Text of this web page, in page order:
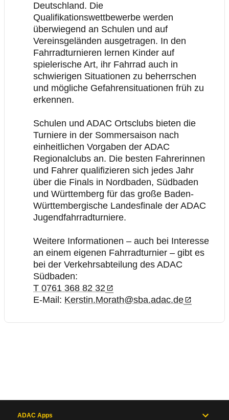
Deutschland. Die
Qualifikationswettbewerbe werden
überwiegend an Schulen und auf
Vereinsgeländen ausgetragen. In den
Fahrradturnieren lernen Kinder auf
spielerische Art, ihr Fahrrad auch in
schwierigen Situationen zu beherrschen
und mögliche Gefahrensituationen früh zu
erkennen.
Schulen und ADAC Ortsclubs bieten die
Turniere in der Sommersaison nach
einheitlichen Vorgaben der ADAC
Regionalclubs an. Die besten Fahrerinnen
und Fahrer qualifizieren sich jedes Jahr
über die Finals in Nordbaden, Südbaden
und Württemberg für das große Baden-
Württembergische Landesfinale der ADAC
Jugendfahrradturniere.
Weitere Informationen – auch bei Interesse
an einem eigenen Fahrradturnier – gibt es
bei der Verkehrsabteilung des ADAC
Südbaden:
T 0761 368 82 32
E-Mail: Kerstin.Morath@sba.adac.de
ADAC Apps